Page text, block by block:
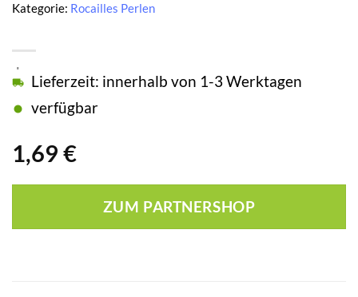
1,69 €
Lieferzeit: innerhalb von 1-3 Werktagen
verfügbar
ZUM PARTNERSHOP
Kategorie: Rocailles Perlen